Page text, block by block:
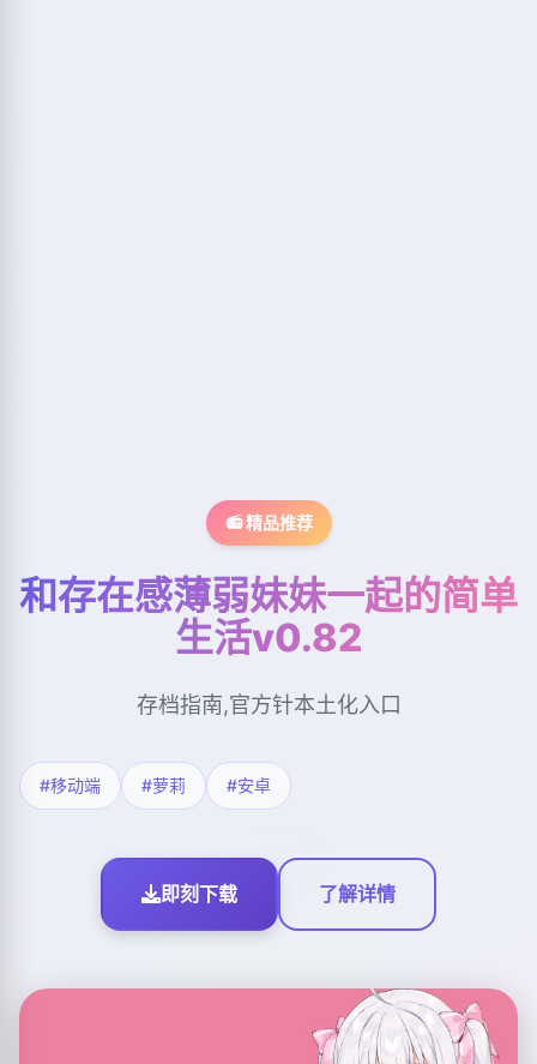
📻 精品推荐
和存在感薄弱妹妹一起的简单
生活v0.82
存档指南,官方针本土化入口
#移动端 #萝莉 #安卓
即刻下载 了解详情